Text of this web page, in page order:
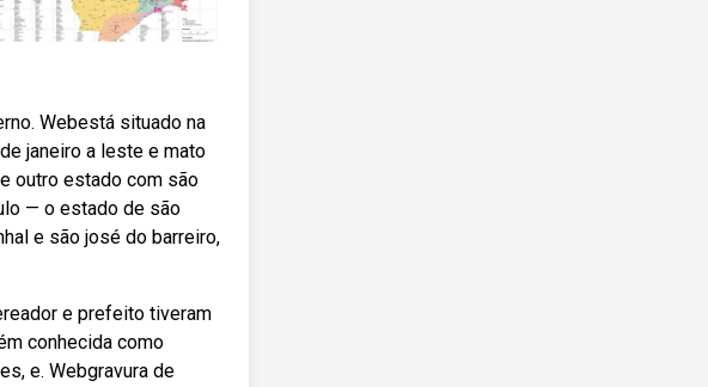
Webestá situado na
janeiro a leste e mato
outro estado com são
— o estado de são
e são josé do barreiro,
e prefeito tiveram
conhecida como
e. Webgravura de